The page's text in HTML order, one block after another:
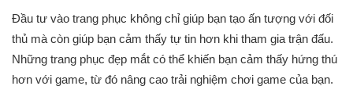
Đầu tư vào trang phục không chỉ giúp bạn tạo ấn tượng với đối
thủ mà còn giúp bạn cảm thấy tự tin hơn khi tham gia trận đấu.
Những trang phục đẹp mắt có thể khiến bạn cảm thấy hứng thú
hơn với game, từ đó nâng cao trải nghiệm chơi game của bạn.